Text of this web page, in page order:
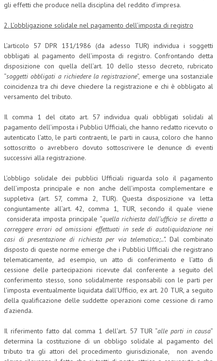
COMITATO SCIENTIFICO
COMITATO EDITORIALE
REDAZIONE
PEER REVIEW
CODICE ETICO
AUTORI
COLLABORA CON NOI
ECONOMIA
CORPORATE SOCIAL RESPONSIBILITY
INTERNAZIONALIZZAZIONE
HUMAN RESOURCES
RISORSE UMANE
MARKETING
TREASURY IN FINANCIAL SERVICES
RISK MANAGEMENT
SVILUPPO SOSTENIBILE
PERSONA E CITTÀ
L’UMANISTA
DIRITTO
gli effetti che produce nella disciplina del reddito d’impresa.
2. L’obbligazione solidale nel pagamento dell’imposta di registro
L’articolo 57 DPR 131/1986 (da adesso TUR) individua i soggetti
obbligati al pagamento dell’imposta di registro. Confrontando detta
disposizione con quella dell’art. 10 dello stesso decreto, rubricato
“soggetti obbligati a richiedere la registrazione”, emerge una sostanziale
coincidenza tra chi deve chiedere la registrazione e chi è obbligato al
versamento del tributo.
Il comma 1 del citato art. 57 individua quali obbligati solidali al
pagamento dell’imposta i Pubblici Ufficiali, che hanno redatto ricevuto o
autenticato l’atto, le parti contraenti, le parti in causa, coloro che hanno
sottoscritto o avrebbero dovuto sottoscrivere le denunce di eventi
successivi alla registrazione.
L’obbligo solidale dei pubblici Ufficiali riguarda solo il pagamento
dell’imposta principale e non anche dell’imposta complementare e
suppletiva (art. 57, comma 2, TUR). Questa disposizione va letta
congiuntamente all’art. 42, comma 1, TUR, secondo il quale viene
considerata imposta principale “quella richiesta dall’ufficio se diretta a
correggere errori od omissioni effettuati in sede di autoliquidazione nei
casi di presentazione di richiesta per via telematica;..”.Dal combinato
disposto di queste norme emerge che i Pubblici Ufficiali che registrano
telematicamente, ad esempio, un atto di conferimento e l’atto di
cessione delle partecipazioni ricevute dal conferente a seguito del
conferimento stesso, sono solidalmente responsabili con le parti per
l’imposta eventualmente liquidata dall’Ufficio, ex art. 20 TUR, a seguito
della qualificazione delle suddette operazioni come cessione di ramo
d’azienda.
Il riferimento fatto dal comma 1 dell’art. 57 TUR “alle parti in causa”
determina la costituzione di un obbligo solidale al pagamento del
tributo tra gli attori del procedimento giurisdizionale, non avendo